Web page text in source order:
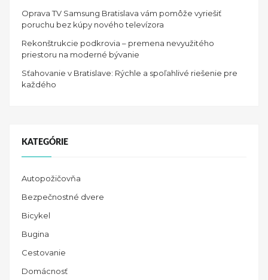
Oprava TV Samsung Bratislava vám pomôže vyriešiť
poruchu bez kúpy nového televízora
Rekonštrukcie podkrovia – premena nevyužitého
priestoru na moderné bývanie
Sťahovanie v Bratislave: Rýchle a spoľahlivé riešenie pre
každého
KATEGÓRIE
Autopožičovňa
Bezpečnostné dvere
Bicykel
Bugina
Cestovanie
Domácnosť